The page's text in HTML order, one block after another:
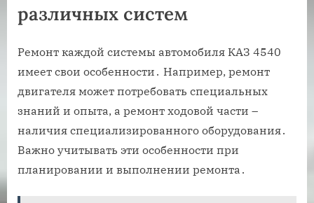
различных систем
Ремонт каждой системы автомобиля КАЗ 4540
имеет свои особенности․ Например, ремонт
двигателя может потребовать специальных
знаний и опыта, а ремонт ходовой части –
наличия специализированного оборудования․
Важно учитывать эти особенности при
планировании и выполнении ремонта․